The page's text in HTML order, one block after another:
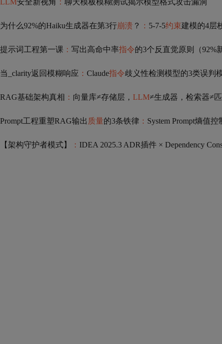
LLM安全新视角 ： 聊天模板模糊测试揭示模型格式攻击漏洞
为什么92%的Haiku生成器在第3行崩溃 ？ ： 5-7-5约束建模的4层校验防线
提示词工程第一课 ： 写出高命中率指令的3个反直觉原则（92%
当_clarity返回模糊响应 ： Claude指令歧义性检测模型的3类误判模
RAG基础架构真相 ： 向量库≠存储层， LLM≠生成器，检索器≠匹配器——三者
Prompt工程重塑RAG输出 质量的3条铁律 ： System Prompt熵值控制法、上下文压缩损
【架构守护者模式】 ： IDEA 2025.3 ADR插件 × Dependency Constraints